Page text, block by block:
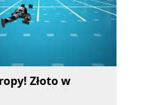
Złoto w